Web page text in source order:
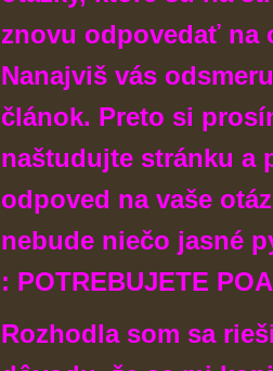
znovu odpovedať na
Nanajviš vás
článok. Preto si
naštudujte stránku a
odpoved na vaše
nebude niečo jasné
: POTREBUJETE
Rozhodla som sa